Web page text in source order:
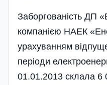
Заборгованість ДП
компанією НАЕК
урахуванням
періоди
01.01.2013 склала 6